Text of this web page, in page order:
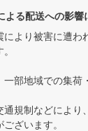
よる配送への影響
により被害に遭わ
一部地域での集荷
通規制などにより
ざいます。